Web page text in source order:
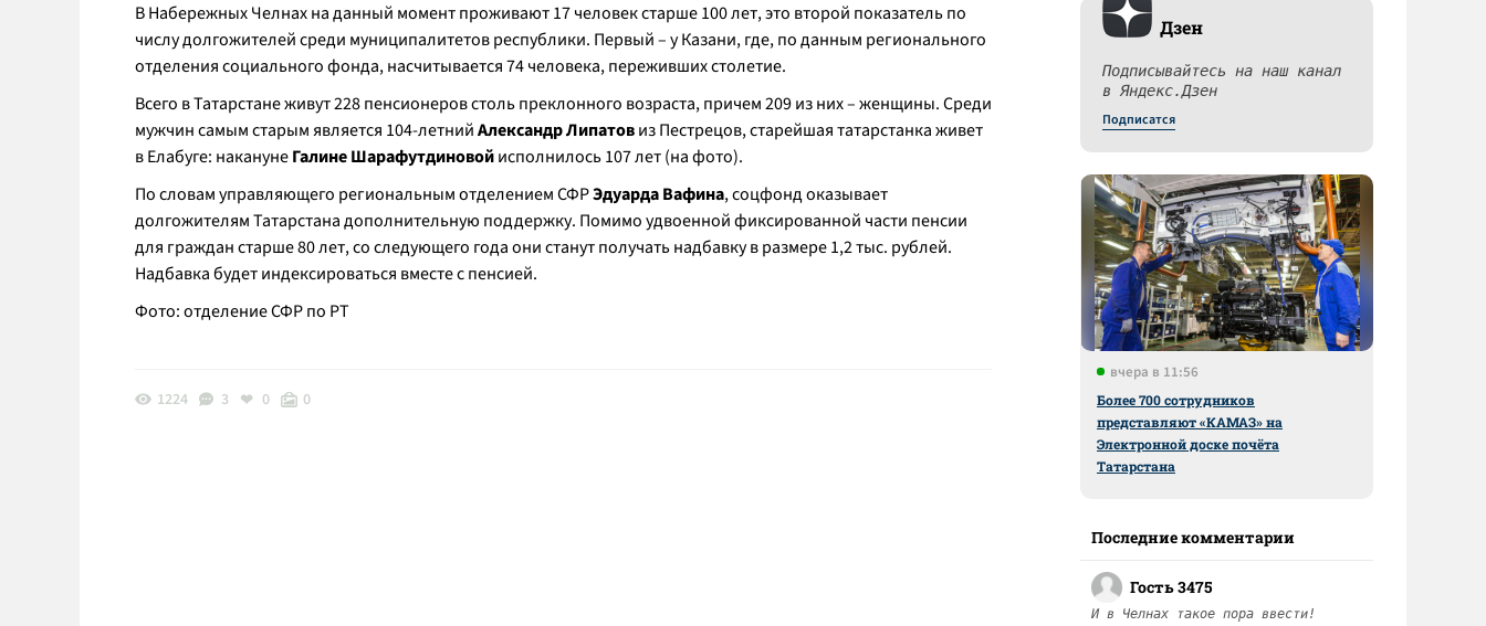
В Набережных Челнах на данный момент проживают 17 человек старше 100 лет, это второй показатель по
числу долгожителей среди муниципалитетов республики. Первый – у Казани, где, по данным регионального
отделения социального фонда, насчитывается 74 человека, переживших столетие.
Всего в Татарстане живут 228 пенсионеров столь преклонного возраста, причем 209 из них – женщины. Среди
мужчин самым старым является 104-летнийАлександр Липатовиз Пестрецов, старейшая татарстанка живет
в Елабуге: наканунеГалине Шарафутдиновойисполнилось 107 лет (на фото).
По словам управляющего региональным отделением СФРЭдуарда Вафина, соцфонд оказывает
долгожителям Татарстана дополнительную поддержку. Помимо удвоенной фиксированной части пенсии
для граждан старше 80 лет, со следующего года они станут получать надбавку в размере 1,2 тыс. рублей.
Надбавка будет индексироваться вместе с пенсией.
Фото: отделение СФР по РТ
1224 3 0 0
Дзен
Подписывайтесь на наш канал
в Яндекс.Дзен
Подписатся
вчера в 11:56
Более 700 сотрудников
представляют «КАМАЗ» на
Электронной доске почёта
Татарстана
Последние комментарии
Гость 3475
И в Челнах такое пора ввести!